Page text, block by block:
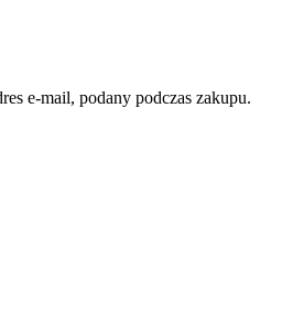
e-mail, podany podczas zakupu.